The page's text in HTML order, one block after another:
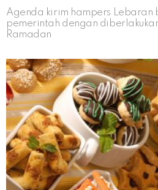
Agenda kirim hampers Lebaran
pemerintah dengan
Ramadan